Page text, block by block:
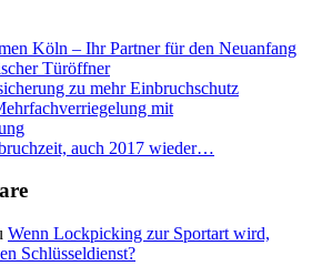
Köln – Ihr Partner für den Neuanfang
Türöffner
zu mehr Einbruchschutz
mit
auch 2017 wieder…
Wenn Lockpicking zur Sportart wird,
Schlüsseldienst?